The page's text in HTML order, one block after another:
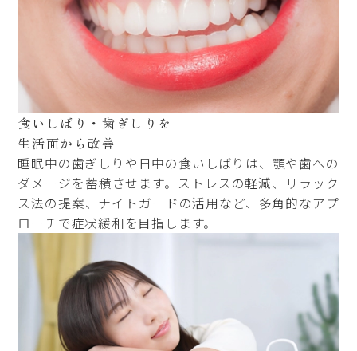
食いしばり・歯ぎしりを
生活面から改善
睡眠中の歯ぎしりや日中の食いしばりは、顎や歯への
ダメージを蓄積させます。ストレスの軽減、リラック
ス法の提案、ナイトガードの活用など、多角的なアプ
ローチで症状緩和を目指します。